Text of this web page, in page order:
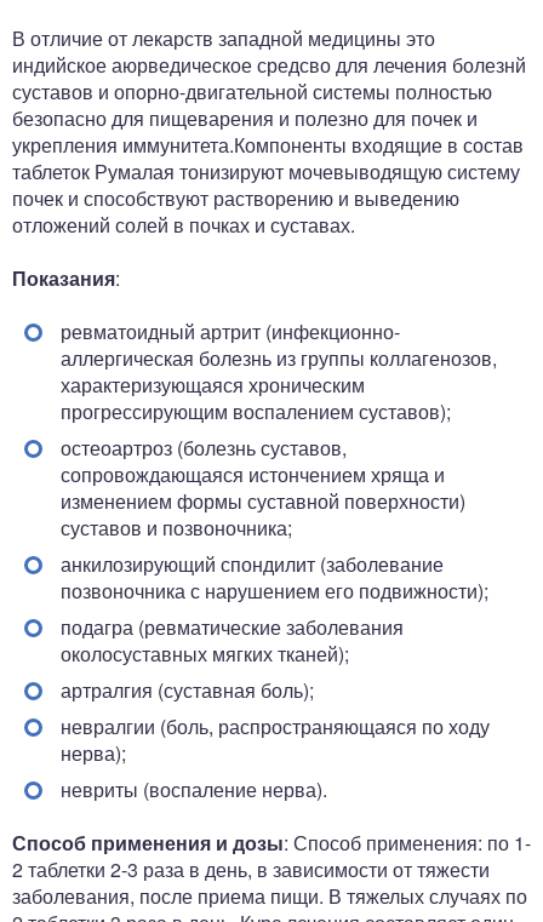
В отличие от лекарств западной медицины это
индийское аюрведическое средсво для лечения болезнй
суставов и опорно-двигательной системы полностью
безопасно для пищеварения и полезно для почек и
укрепления иммунитета.Компоненты входящие в состав
таблеток Румалая тонизируют мочевыводящую систему
почек и способствуют растворению и выведению
отложений солей в почках и суставах.
Показания:
ревматоидный артрит (инфекционно-
аллергическая болезнь из группы коллагенозов,
характеризующаяся хроническим
прогрессирующим воспалением суставов);
остеоартроз (болезнь суставов,
сопровождающаяся истончением хряща и
изменением формы суставной поверхности)
суставов и позвоночника;
анкилозирующий спондилит (заболевание
позвоночника с нарушением его подвижности);
подагра (ревматические заболевания
околосуставных мягких тканей);
артралгия (суставная боль);
невралгии (боль, распространяющаяся по ходу
нерва);
невриты (воспаление нерва).
Способ применения и дозы: Способ применения: по 1-
2 таблетки 2-3 раза в день, в зависимости от тяжести
заболевания, после приема пищи. В тяжелых случаях по